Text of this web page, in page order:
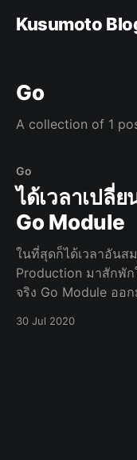
Kusumoto
Go
A collection of 1
Go
ได้เวลาเปลี่
Go Module
ในที่สุดก็ได้เวลาอัน
Production มาสักพักใ
จริง Go Module ออ
30 Jul 2020